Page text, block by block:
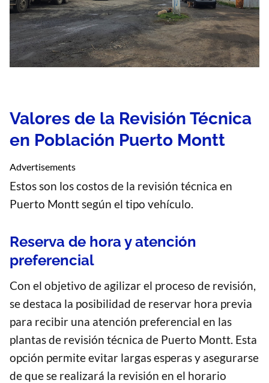
Valores de la Revisión Técnica
en Población Puerto Montt
Advertisements
Estos son los costos de la revisión técnica en
Puerto Montt según el tipo vehículo.
Reserva de hora y atención
preferencial
Con el objetivo de agilizar el proceso de revisión,
se destaca la posibilidad de reservar hora previa
para recibir una atención preferencial en las
plantas de revisión técnica de Puerto Montt. Esta
opción permite evitar largas esperas y asegurarse
de que se realizará la revisión en el horario